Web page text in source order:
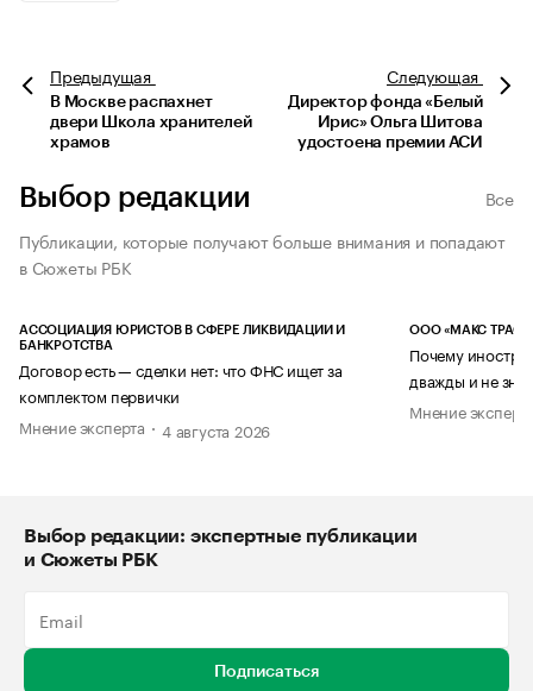
Предыдущая
В Москве распахнет
двери Школа хранителей
храмов
Следующая
Директор фонда «Белый
Ирис» Ольга Шитова
удостоена премии АСИ
Выбор редакции
Все
Публикации, которые получают больше внимания и попадают
в Сюжеты РБК
АССОЦИАЦИЯ ЮРИСТОВ В СФЕРЕ ЛИКВИДАЦИИ И
БАНКРОТСТВА
Договор есть — сделки нет: что ФНС ищет за
комплектом первички
Мнение эксперта
4 августа 2026
ООО «МАКС ТРАСТ»
Почему
дважды и не
Мнение
Выбор редакции: экспертные публикации
и Сюжеты РБК
Подписаться